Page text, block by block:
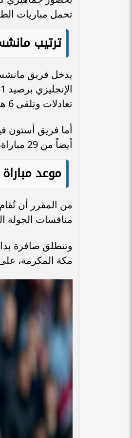
تحمل مباريات
ترتيب
يدخل فريق
تعادلات وتلقى 6 هزائم.
أيضاً من 29 مباراة، بعدما حقق 15 انتصاراً مقابل 6 تعادلات وتلقى 8 هزائم.
موعد
منافسات الجولة
مكة المكرمة،